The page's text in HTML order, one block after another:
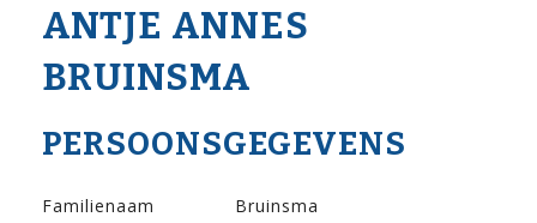
ANTJE ANNES
BRUINSMA
PERSOONSGEGEVENS
Familienaam
Bruinsma